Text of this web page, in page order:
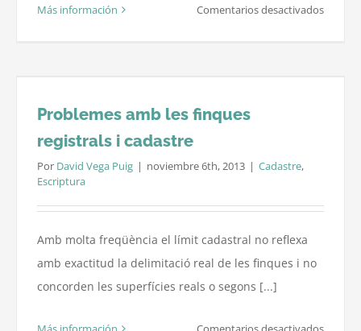
Más información Comentarios desactivadosen
Problemes amb les finques
registrals i cadastre
Por David Vega Puig | noviembre 6th, 2013 | Cadastre,
Escriptura
Amb molta freqüència el límit cadastral no reflexa
amb exactitud la delimitació real de les finques i no
concorden les superfícies reals o segons [...]
en